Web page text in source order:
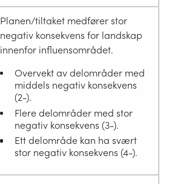
Planen/tiltaket medfører stor
negativ konsekvens for landskap
innenfor influensområdet.
Overvekt av delområder med
middels negativ konsekvens
(2-).
Flere delområder med stor
negativ konsekvens (3-).
Ett delområde kan ha svært
stor negativ konsekvens (4-).